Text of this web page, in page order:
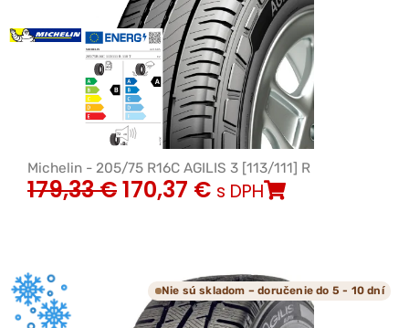
Michelin - 205/75 R16C AGILIS 3 [113/111] R
179,33€170,37 € s DPH
Nie sú skladom – doručenie do 5 - 10 dní